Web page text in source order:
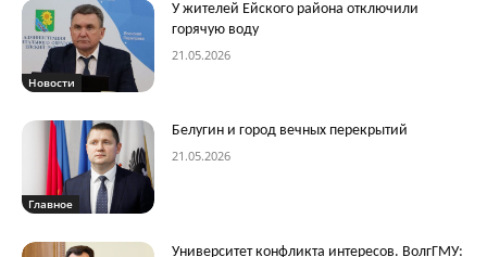
Новости
У жителей Ейского района отключили
горячую воду
21.05.2026
Главное
Белугин и город вечных перекрытий
21.05.2026
Университет конфликта интересов. ВолгГМУ: